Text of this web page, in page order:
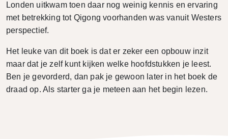
Londen uitkwam toen daar nog weinig kennis en ervaring
met betrekking tot Qigong voorhanden was vanuit Westers
perspectief.
Het leuke van dit boek is dat er zeker een opbouw inzit
maar dat je zelf kunt kijken welke hoofdstukken je leest.
Ben je gevorderd, dan pak je gewoon later in het boek de
draad op. Als starter ga je meteen aan het begin lezen.